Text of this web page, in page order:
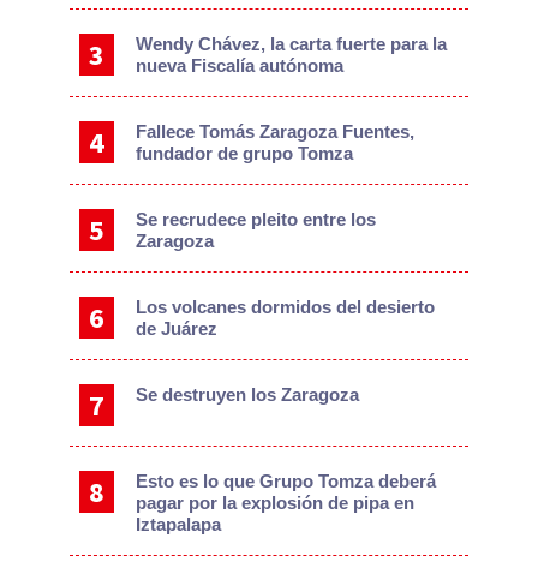
Wendy Chávez, la carta fuerte para la
nueva Fiscalía autónoma
Fallece Tomás Zaragoza Fuentes,
fundador de grupo Tomza
Se recrudece pleito entre los
Zaragoza
Los volcanes dormidos del desierto
de Juárez
Se destruyen los Zaragoza
Esto es lo que Grupo Tomza deberá
pagar por la explosión de pipa en
Iztapalapa